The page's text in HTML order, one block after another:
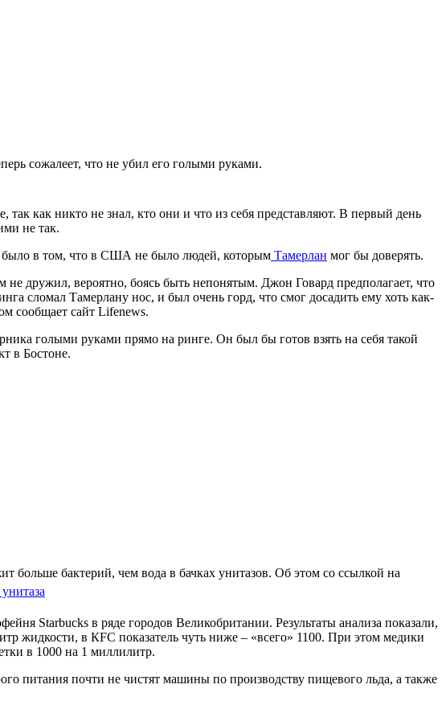
сожалеет, что не убил его голыми руками.
как никто не знал, кто они и что из себя представляют. В первый день
не так.
было в том, что в США не было людей, которым Тамерлан мог бы доверять.
дружил, вероятно, боясь быть непонятым. Джон Говард предполагает, что
сломал Тамерлану нос, и был очень горд, что смог досадить ему хоть как-
сообщает сайт Lifenews.
голыми руками прямо на ринге. Он был бы готов взять на себя такой
в Бостоне.
больше бактерий, чем вода в бачках унитазов. Об этом со ссылкой на
Starbucks в ряде городов Великобритании. Результаты анализа показали,
жидкости, в КFC показатель чуть ниже – «всего» 1100. При этом медики
в 1000 на 1 миллилитр.
питания почти не чистят машины по производству пищевого льда, а также